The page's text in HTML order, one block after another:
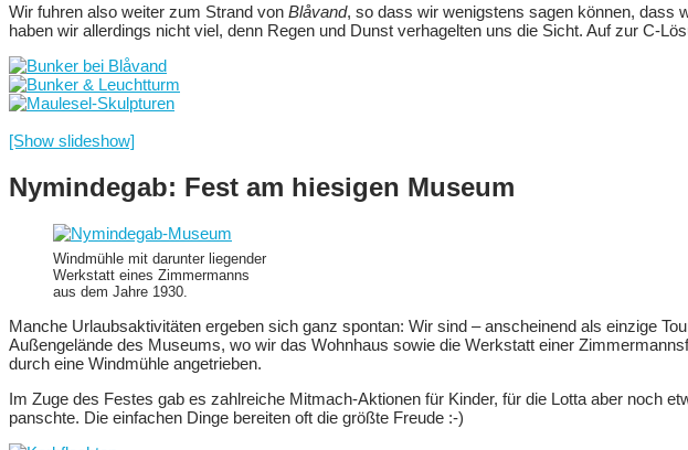
Wir fuhren also weiter zum Strand von Blåvand, so dass wir wenigstens sagen können, dass
haben wir allerdings nicht viel, denn Regen und Dunst verhagelten uns die Sicht. Auf zur C-
[Show slideshow]
Nymindegab: Fest am hiesigen Museum
Windmühle mit darunter liegender
Werkstatt eines Zimmermanns
aus dem Jahre 1930.
Manche Urlaubsaktivitäten ergeben sich ganz spontan: Wir sind – anscheinend als einzige
Außengelände des Museums, wo wir das Wohnhaus sowie die Werkstatt einer
durch eine Windmühle angetrieben.
Im Zuge des Festes gab es zahlreiche Mitmach-Aktionen für Kinder, für die Lotta aber noch
panschte. Die einfachen Dinge bereiten oft die größte Freude :-)